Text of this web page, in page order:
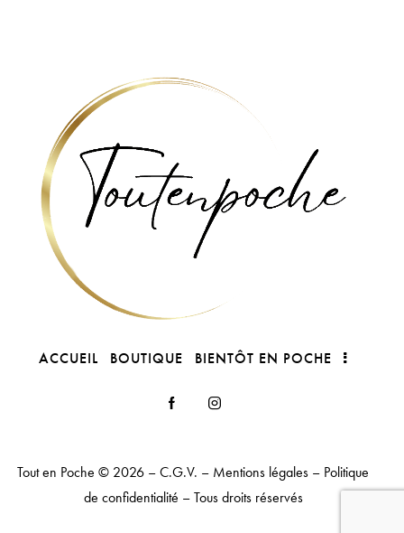
ACCUEIL BOUTIQUE BIENTÔT EN POCHE
Tout en Poche © 2026 –C.G.V. – Mentions légales – Politique
de confidentialité – Tous droits réservés